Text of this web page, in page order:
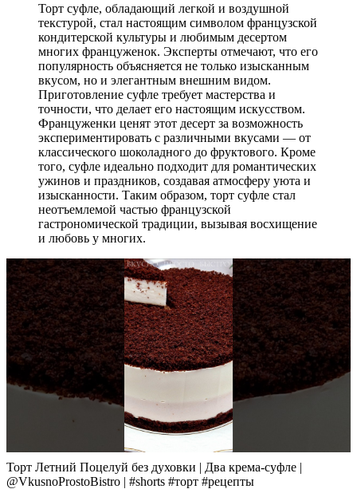
Торт суфле, обладающий легкой и воздушной
текстурой, стал настоящим символом французской
кондитерской культуры и любимым десертом
многих француженок. Эксперты отмечают, что его
популярность объясняется не только изысканным
вкусом, но и элегантным внешним видом.
Приготовление суфле требует мастерства и
точности, что делает его настоящим искусством.
Француженки ценят этот десерт за возможность
экспериментировать с различными вкусами — от
классического шоколадного до фруктового. Кроме
того, суфле идеально подходит для романтических
ужинов и праздников, создавая атмосферу уюта и
изысканности. Таким образом, торт суфле стал
неотъемлемой частью французской
гастрономической традиции, вызывая восхищение
и любовь у многих.
Торт Летний Поцелуй без духовки | Два крема-суфле |
@VkusnoProstoBistro | #shorts #торт #рецепты